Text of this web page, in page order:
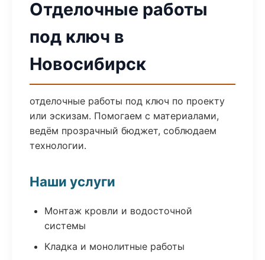
Отделочные работы
под ключ в
Новосибирск
отделочные работы под ключ по проекту
или эскизам. Помогаем с материалами,
ведём прозрачный бюджет, соблюдаем
технологии.
Наши услуги
Монтаж кровли и водосточной
системы
Кладка и монолитные работы